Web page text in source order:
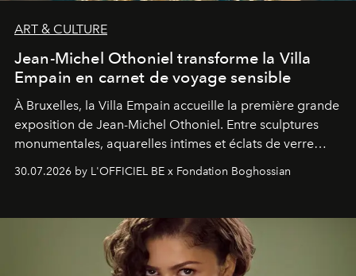
ART & CULTURE
Jean-Michel Othoniel transforme la Villa
Empain en carnet de voyage sensible
À Bruxelles, la Villa Empain accueille la première grande
exposition de Jean-Michel Othoniel. Entre sculptures
monumentales, aquarelles intimes et éclats de verre
soufflé, l’artiste français compose un itinéraire
émotionnel où chaque œuvre devient le souvenir
émerveillement.
30.07.2026 by L'OFFICIEL BE x Fondation Boghossian